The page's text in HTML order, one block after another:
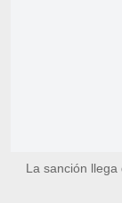
La sanción